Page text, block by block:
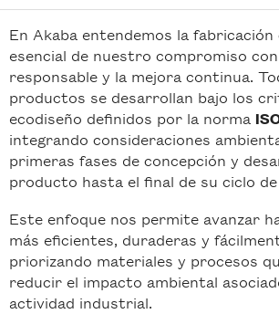
En Akaba entendemos la
esencial de nuestro compromiso
responsable y la mejora continua.
productos se desarrollan bajo los
ecodiseño definidos por la norma
integrando consideraciones
primeras fases de concepción y
producto hasta el final de su ciclo
Este enfoque nos permite avanzar
más eficientes, duraderas y
priorizando materiales y procesos
reducir el impacto ambiental
actividad industrial.